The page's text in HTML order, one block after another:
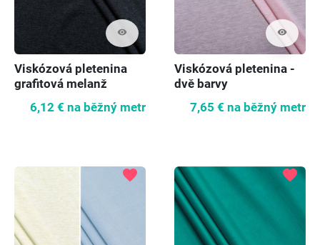
visibility
Viskózová pletenina
grafitová melanž
6,12 € na běžný metr
visibility
Viskózová pletenina -
dvě barvy
7,65 € na běžný metr
favorite favorite